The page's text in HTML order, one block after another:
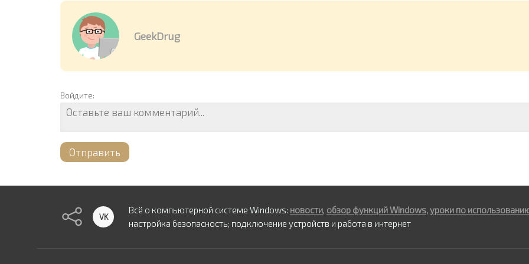
GeekDrug
Войдите:
Отправить
VK
Всё о компьютерной системе Windows: новости, обзор функций Windows, уроки по
настройка безопасность; подключение устройств и работа в интернет